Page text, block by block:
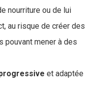
nourriture ou de lui
au risque de créer des
pouvant mener à des
et adaptée